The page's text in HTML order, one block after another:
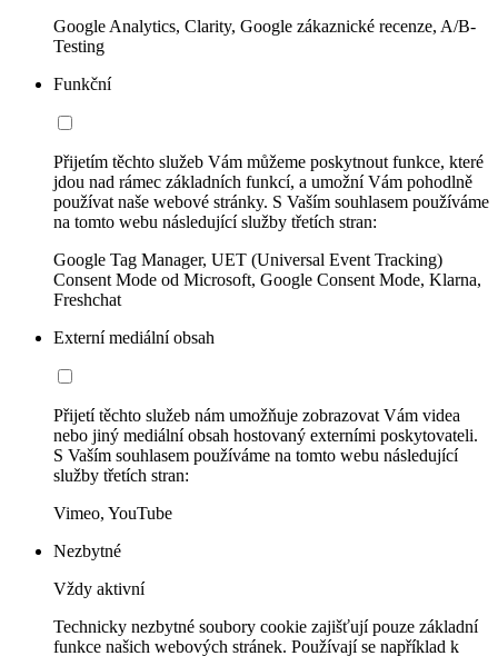
Google Analytics, Clarity, Google zákaznické recenze, A/B-
Testing
Funkční
Přijetím těchto služeb Vám můžeme poskytnout funkce, které
jdou nad rámec základních funkcí, a umožní Vám pohodlně
používat naše webové stránky. S Vaším souhlasem používáme
na tomto webu následující služby třetích stran:
Google Tag Manager, UET (Universal Event Tracking)
Consent Mode od Microsoft, Google Consent Mode, Klarna,
Freshchat
Externí mediální obsah
Přijetí těchto služeb nám umožňuje zobrazovat Vám videa
nebo jiný mediální obsah hostovaný externími poskytovateli.
S Vaším souhlasem používáme na tomto webu následující
služby třetích stran:
Vimeo, YouTube
Nezbytné
Vždy aktivní
Technicky nezbytné soubory cookie zajišťují pouze základní
funkce našich webových stránek. Používají se například k